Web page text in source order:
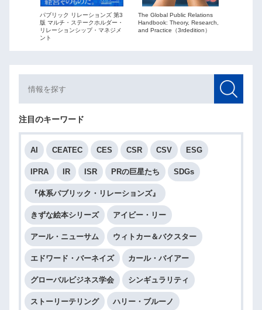
パブリック リレーションズ 第3
版 マルチ・ステークホルダー・
リレーションシップ・マネジメ
ント
The Global Public Relations
Handbook: Theory, Research,
and Practice（3rdedition）
注目のキーワード
AI CEATEC CES CSR CSV ESG
IPRA IR ISR PRの巨星たち SDGs
『体系パブリック・リレーションズ』
きずな絵本シリーズ アイビー・リー
アール・ニューサム ウィトカー＆バクスター
エドワード・バーネイズ カール・バイアー
グローバルビジネス学会 シンギュラリティ
ストーリーテリング ハリー・ブルーノ